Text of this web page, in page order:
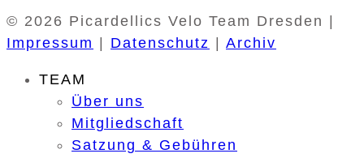
© 2026 Picardellics Velo Team Dresden |
Impressum
Datenschutz Archiv
TEAM
Über uns
Mitgliedschaft
Satzung & Gebühren